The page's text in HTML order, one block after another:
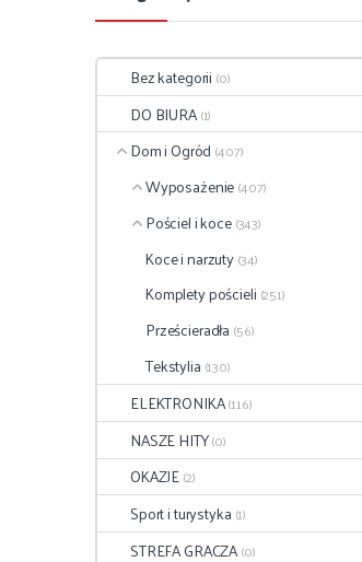
Bez kategorii (0)
DO BIURA(1)
Dom i Ogród (407)
Wyposażenie(407)
Pościel i koce(343)
Koce i narzuty(34)
Komplety pościeli (251)
Prześcieradła (56)
Tekstylia (130)
ELEKTRONIKA(116)
NASZE HITY(0)
OKAZJE(2)
Sport i turystyka (1)
STREFA GRACZA(0)